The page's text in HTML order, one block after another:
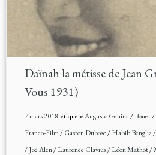
Daïnah la métisse de Jean
Vous 1931)
7 mars 2018 étiquetéAugusto Genina/Bouet/
Franco-Film/Gaston Dubosc/Habib Benglia/
/Joé Alen/Laurence Clavius/Léon Mathot/